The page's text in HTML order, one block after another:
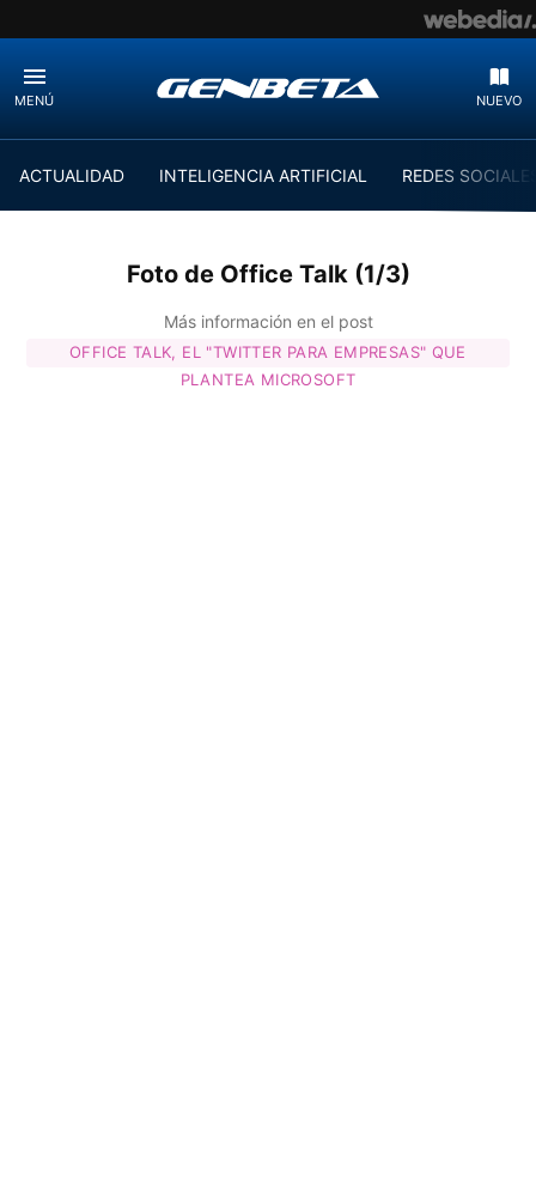
MENÚ NUEVO
ACTUALIDAD INTELIGENCIA ARTIFICIAL REDES
Foto de Office Talk (1/3)
Más información en el post
OFFICE TALK, EL "TWITTER PARA EMPRESAS" QUE
PLANTEA MICROSOFT